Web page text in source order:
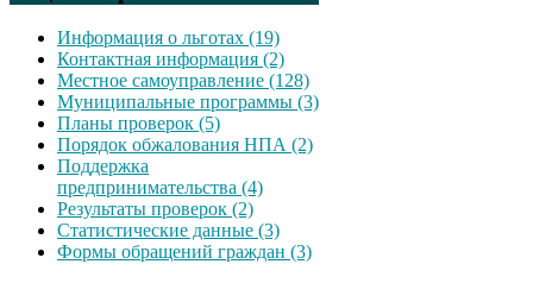
Информация о льготах (19)
Контактная информация (2)
Местное самоуправление (128)
Муниципальные программы (3)
Планы проверок (5)
Порядок обжалования НПА (2)
Поддержка
предпринимательства (4)
Результаты проверок (2)
Статистические данные (3)
Формы обращений граждан (3)